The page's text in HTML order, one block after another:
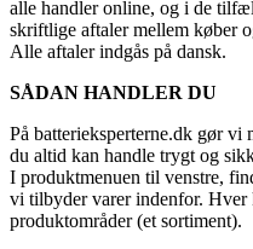
alle handler online, og i de
skriftlige aftaler mellem køber
Alle aftaler indgås på dansk.
SÅDAN HANDLER DU
På batterieksperterne.dk gør vi
du altid kan handle trygt og
I produktmenuen til venstre,
vi tilbyder varer indenfor.
produktområder (et sortiment).